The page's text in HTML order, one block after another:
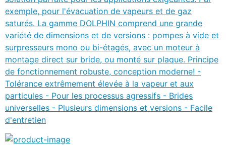
exemple, pour l'évacuation de vapeurs et de gaz
saturés. La gamme DOLPHIN comprend une grande
variété de dimensions et de versions : pompes à vide et
surpresseurs mono ou bi-étagés, avec un moteur à
montage direct sur bride, ou monté sur plaque. Principe
de fonctionnement robuste, conception moderne! -
Tolérance extrêmement élevée à la vapeur et aux
particules - Pour les processus agressifs - Brides
universelles - Plusieurs dimensions et versions - Facile
d'entretien